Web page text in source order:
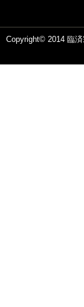
Copyright© 2014 臨